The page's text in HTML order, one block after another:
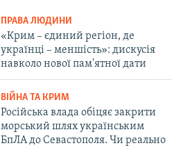
ПРАВА ЛЮДИНИ
«Крим – єдиний регіон, де
українці – меншість»: дискусія
навколо нової пам'ятної дати
ВІЙНА ТА КРИМ
Російська влада обіцяє закрити
морський шлях українським
БпЛА до Севастополя. Чи реально